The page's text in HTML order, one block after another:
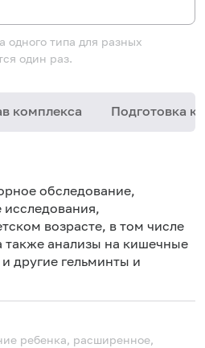
одного типа для разных
один раз.
комплекса Подготовка к
обследование,
возрасте, в том числе
также анализы на кишечные
другие гельминты и
ребенка, расширенное,